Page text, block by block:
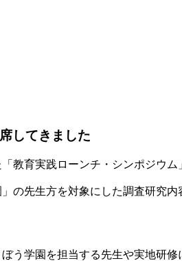
してきました
教育実践ローンチ・シンポジウム
の先生方を対象にした調査研究
学園を担当する先生や実地研